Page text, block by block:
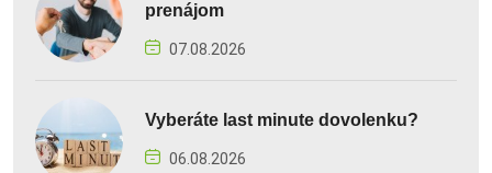
prenájom
07.08.2026
Vyberáte last minute dovolenku?
06.08.2026